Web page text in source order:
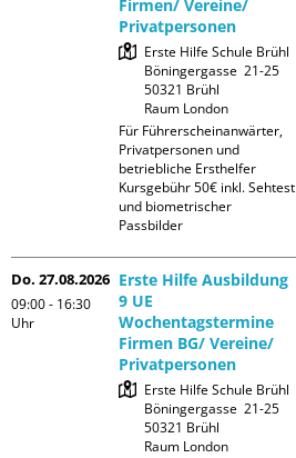
Firmen/ Vereine/
Privatpersonen
Erste Hilfe Schule Brühl
Böningergasse  21-25
50321 Brühl
Raum London
Für Führerscheinanwärter,
Privatpersonen und
betriebliche Ersthelfer
Kursgebühr 50€ inkl. Sehtest
und biometrischer
Passbilder
Do. 27.08.2026
09:00 - 16:30
Uhr
Erste Hilfe Ausbildung
9 UE
Wochentagstermine
Firmen BG/ Vereine/
Privatpersonen
Erste Hilfe Schule Brühl
Böningergasse  21-25
50321 Brühl
Raum London